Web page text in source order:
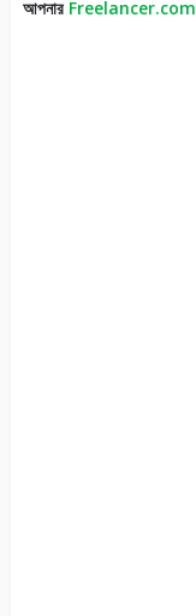
আপনার Freelancer.com